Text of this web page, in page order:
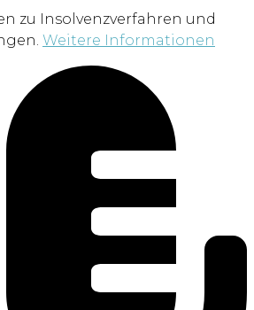
zu Insolvenzverfahren und
Weitere Informationen